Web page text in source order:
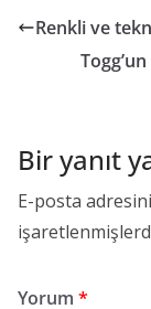
Renkli ve
Bir yanıt
E-posta
Yorum *